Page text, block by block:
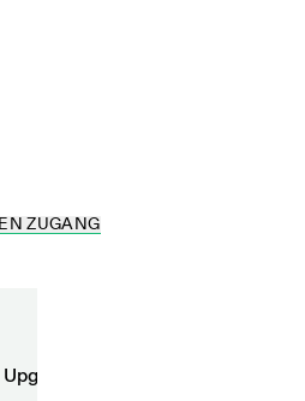
ZUGANG
Upgrade für Printabonnenten